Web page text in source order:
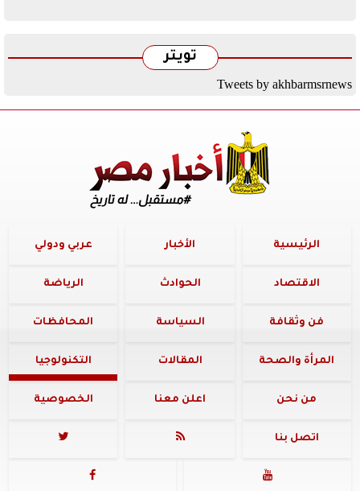
تويتر
Tweets by akhbarmsrnews
الرئيسية الأخبار عربي ودولي
الاقتصاد الحوادث الرياضة
فن وثقافة السياسة المحافظات
المرأة والصحة المقالات التكنولوجيا
من نحن اعلن معنا الخصوصية
اتصل بنا 


